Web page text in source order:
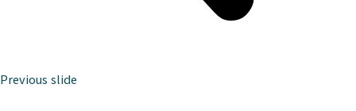
Previous slide